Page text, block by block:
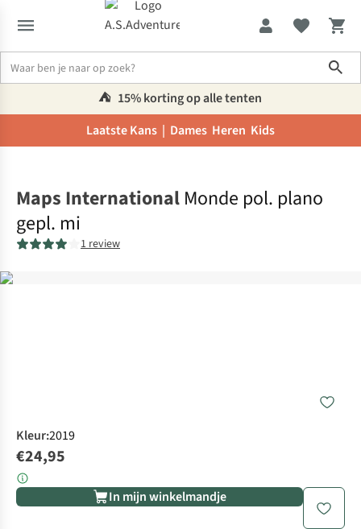
⛺️ 15% korting op alle tenten
Laatste Kans | Dames Heren Kids
Maps International Monde pol. plano
gepl. mi
1 review
Kleur:2019
€24,95
In mijn winkelmandje